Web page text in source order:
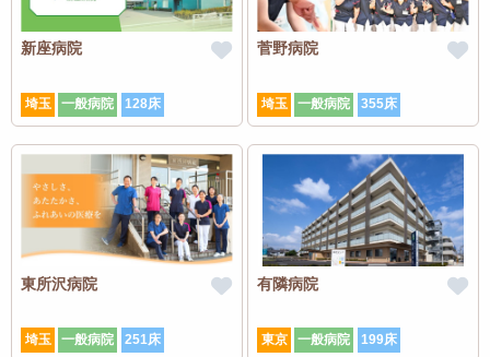
新座病院
埼玉 一般病院 128床
菅野病院
埼玉 一般病院 355床
東所沢病院
埼玉 一般病院 251床
有隣病院
東京 一般病院 199床